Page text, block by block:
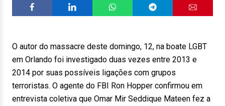
O autor do massacre deste domingo, 12, na boate LGBT
em Orlando foi investigado duas vezes entre 2013 e
2014 por suas possíveis ligações com grupos
terroristas. O agente do FBI Ron Hopper confirmou em
entrevista coletiva que Omar Mir Seddique Mateen fez a